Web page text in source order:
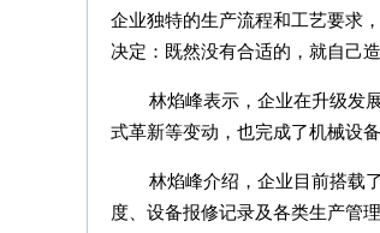
企业独特的生产流程和工艺要求
决定：既然没有合适的，就自己造
林焰峰表示，企业在升级发
式革新等变动，也完成了机械设
林焰峰介绍，企业目前搭载
度、设备报修记录及各类生产管